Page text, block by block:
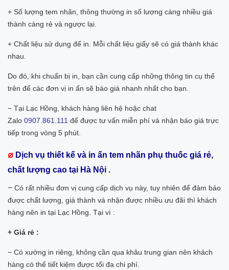
+ Số lượng tem nhãn, thông thường in số lượng càng nhiều giá
thành càng rẻ và ngược lại.
+ Chất liệu sử dụng để in. Mỗi chất liệu giấy sẽ có giá thành khác
nhau.
Do đó, khi chuẩn bị in, bạn cần cung cấp những thông tin cụ thể
trên để các đơn vị in ấn sẽ báo giá nhanh nhất cho bạn.
− Tại Lạc Hồng, khách hàng liên hệ hoặc chat
Zalo 0907.861.111 để được tư vấn miễn phí và nhận báo giá trực
tiếp trong vòng 5 phút.
∅ Dịch vụ thiết kế và in ấn tem nhãn phụ thuốc giá rẻ,
chất lượng cao tại Hà Nội .
− Có rất nhiều đơn vị cung cấp dịch vụ này, tuy nhiên để đảm bảo
được chất lượng, giá thành và nhận được nhiều ưu đãi thì khách
hàng nên in tại Lạc Hồng. Tại vì :
+ Giá rẻ :
− Có xưởng in riêng, không cần qua khâu trung gian nên khách
hàng có thể tiết kiệm được tối đa chi phí.